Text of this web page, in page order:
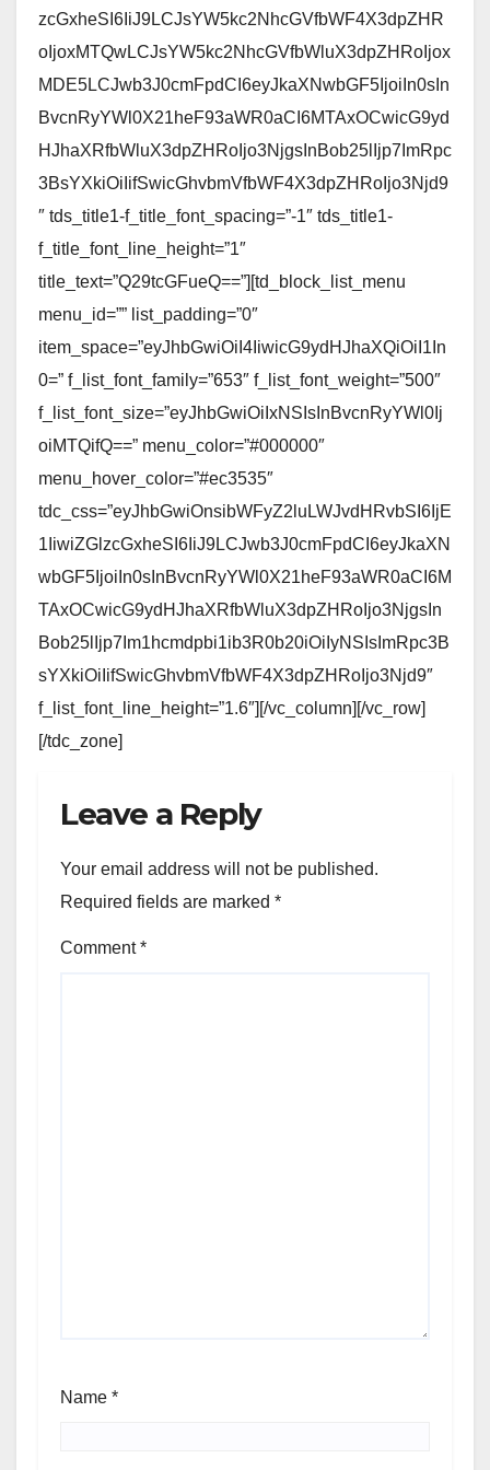
zcGxheSI6IiJ9LCJsYW5kc2NhcGVfbWF4X3dpZHR
oIjoxMTQwLCJsYW5kc2NhcGVfbWluX3dpZHRoIjox
MDE5LCJwb3J0cmFpdCI6eyJkaXNwbGF5IjoiIn0sIn
BvcnRyYWl0X21heF93aWR0aCI6MTAxOCwicG9yd
HJhaXRfbWluX3dpZHRoIjo3NjgsInBob25lIjp7ImRpc
3BsYXkiOiIifSwicGhvbmVfbWF4X3dpZHRoIjo3Njd9
″ tds_title1-f_title_font_spacing=”-1″ tds_title1-
f_title_font_line_height=”1″
title_text=”Q29tcGFueQ==”][td_block_list_menu
menu_id=”” list_padding=”0″
item_space=”eyJhbGwiOiI4IiwicG9ydHJhaXQiOiI1In
0=” f_list_font_family=”653″ f_list_font_weight=”500″
f_list_font_size=”eyJhbGwiOiIxNSIsInBvcnRyYWl0Ij
oiMTQifQ==” menu_color=”#000000″
menu_hover_color=”#ec3535″
tdc_css=”eyJhbGwiOnsibWFyZ2luLWJvdHRvbSI6IjE
1IiwiZGlzcGxheSI6IiJ9LCJwb3J0cmFpdCI6eyJkaXN
wbGF5IjoiIn0sInBvcnRyYWl0X21heF93aWR0aCI6M
TAxOCwicG9ydHJhaXRfbWluX3dpZHRoIjo3NjgsIn
Bob25lIjp7Im1hcmdpbi1ib3R0b20iOiIyNSIsImRpc3B
sYXkiOiIifSwicGhvbmVfbWF4X3dpZHRoIjo3Njd9″
f_list_font_line_height=”1.6″][/vc_column][/vc_row]
[/tdc_zone]
Leave a Reply
Your email address will not be published.
Required fields are marked *
Comment*
Name *